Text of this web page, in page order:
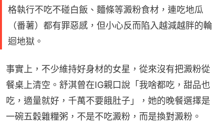
格執行不吃不碰白飯、麵條等澱粉食材，連吃地瓜
（番薯）都有罪惡感，但小心反而陷入越減越胖的輪
迴地獄。
事實上，不少維持好身材的女星，從來沒有把澱粉從
餐桌上清空。舒淇曾在IG親口說「我啥都吃，甜品也
吃，適量就好，千萬不要餓肚子」，她的晚餐選擇是
一碗五穀雜糧粥，不是不吃澱粉，而是換對澱粉。